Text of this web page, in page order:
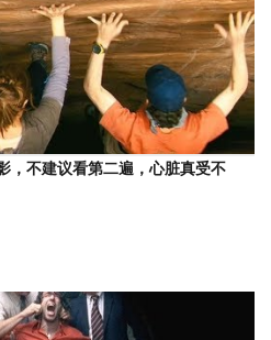
，不建议看第二遍，心脏真受不